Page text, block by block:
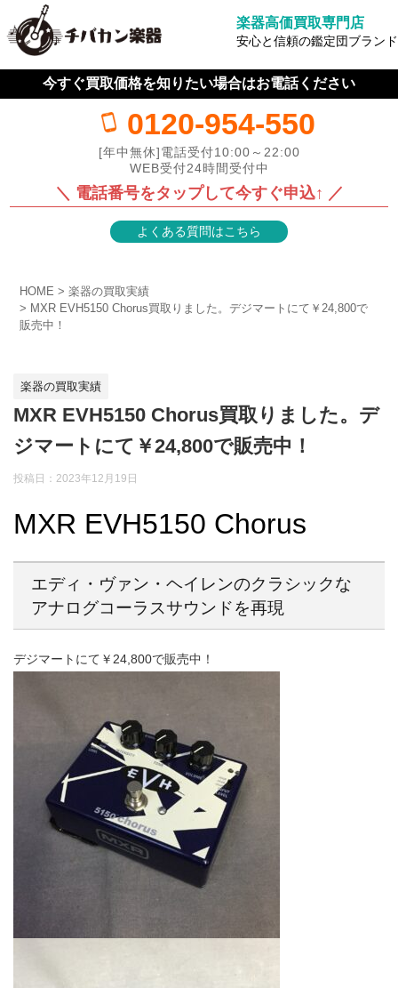
楽器高価買取専門店
安心と信頼の鑑定団ブランド
今すぐ買取価格を知りたい場合はお電話ください
0120-954-550
[年中無休]電話受付10:00～22:00
WEB受付24時間受付中
＼ 電話番号をタップして今すぐ申込↑ ／
よくある質問はこちら
HOME
楽器の買取実績
MXR EVH5150 Chorus買取りました。デジマートにて￥24,800で
販売中！
楽器の買取実績
MXR EVH5150 Chorus買取りました。デ
ジマートにて￥24,800で販売中！
投稿日：2023年12月19日
MXR EVH5150 Chorus
エディ・ヴァン・ヘイレンのクラシックな
アナログコーラスサウンドを再現
デジマートにて￥24,800で販売中！